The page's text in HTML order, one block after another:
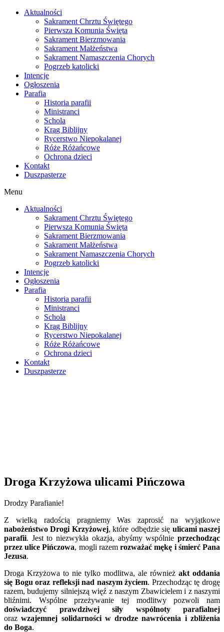
Skip
Aktualności
Sakrament Chrztu Świętego
Pierwsza Komunia Święta
Sakrament Bierzmowania
Sakrament Małżeństwa
Sakrament Namaszczenia Chorych
Pogrzeb katolicki
Intencje
Ogłoszenia
Parafia
Historia parafii
Ministranci
Schola
Krąg Biblijny
Rycerstwo Niepokalanej
Róże Różańcowe
Ochrona dzieci
Kontakt
Duszpasterze
Menu
Aktualności
Sakrament Chrztu Świętego
Pierwsza Komunia Święta
Sakrament Bierzmowania
Sakrament Małżeństwa
Sakrament Namaszczenia Chorych
Pogrzeb katolicki
Intencje
Ogłoszenia
Parafia
Historia parafii
Ministranci
Schola
Krąg Biblijny
Rycerstwo Niepokalanej
Róże Różańcowe
Ochrona dzieci
Kontakt
Duszpasterze
Droga Krzyżowa ulicami Pińczowa
Drodzy Parafianie!
Z wielką radością pragniemy Was zaprosić na wyjątkowe
nabożeństwo Drogi Krzyżowej, które odbędzie się ulicami naszej
parafii. Jest to niezwykła okazja, abyśmy wspólnie przechodząc
przez ulice Pińczowa, mogli razemrozważać mękę i śmierć Pana
Jezusa.
Droga Krzyżowa to nie tylko modlitwa, ale również akt oddania
się Bogu oraz refleksji nad naszym życiem. Przechodząc tę drogę
razem, budujemy silniejszą więź z naszym Zbawicielem i z naszymi
bliźnimi. Wspólne przeżywanie tej modlitwy pozwoli nam
doświadczyć prawdziwej siły wspólnoty parafialnej
orazwzajemnej solidarności w drodze nawrócenia i zbliżenia
do Boga.